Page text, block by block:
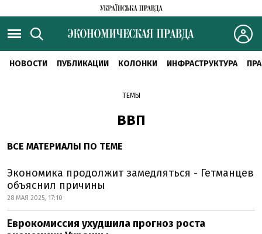
НОВОСТИ ПУБЛИКАЦИИ КОЛОНКИ ИНФРАСТРУКТУРА
ТЕМЫ
ВВП
ВСЕ МАТЕРИАЛЫ ПО ТЕМЕ
Экономика продолжит замедляться - Гетманцев
объяснил причины
28 МАЯ 2025, 17:10
Еврокомиссия ухудшила прогноз роста